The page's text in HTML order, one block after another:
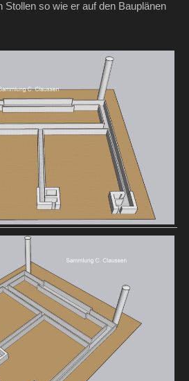
Stollen so wie er auf den Bauplänen